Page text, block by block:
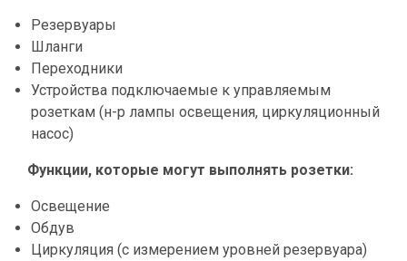
Резервуары
Шланги
Переходники
Устройства подключаемые к управляемым
розеткам (н-р лампы освещения, циркуляционный
насос)
Функции, которые могут выполнять розетки:
Освещение
Обдув
Циркуляция (с измерением уровней резервуара)